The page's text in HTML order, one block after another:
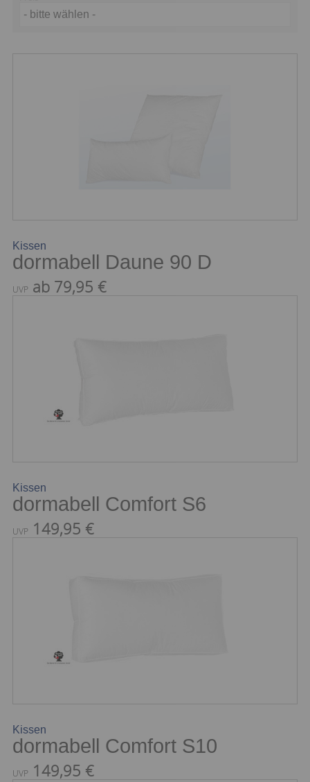
- bitte wählen -
Kissen
dormabell Daune 90 D
UVP ab 79,95 €
Kissen
dormabell Comfort S6
UVP 149,95 €
Kissen
dormabell Comfort S10
UVP 149,95 €